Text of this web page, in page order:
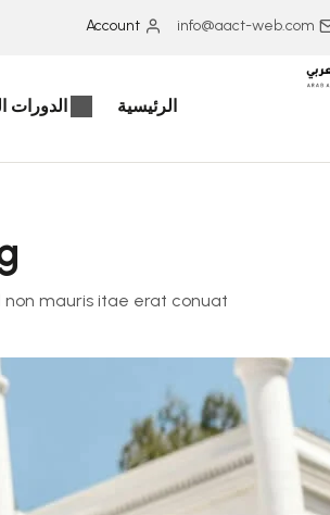
info@aact-web.com
Account
الرئيسية الدورات
non mauris itae erat conuat